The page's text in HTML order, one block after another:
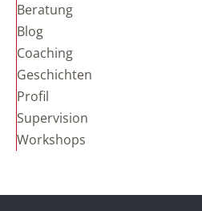
Beratung
Blog
Coaching
Geschichten
Profil
Supervision
Workshops